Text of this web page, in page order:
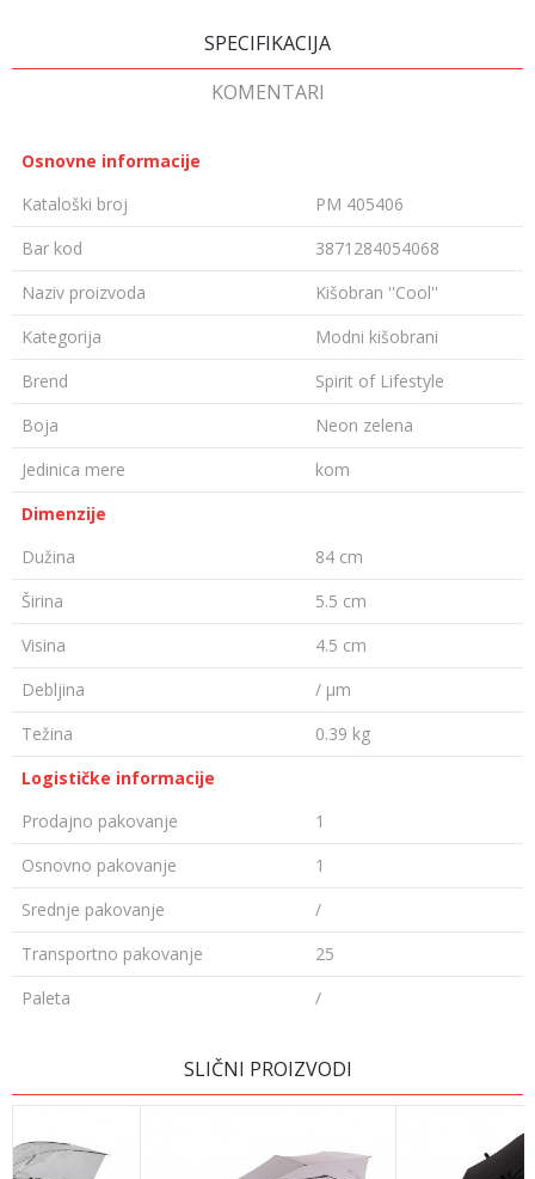
SPECIFIKACIJA
KOMENTARI
Osnovne informacije
Kataloški broj
PM 405406
Bar kod
3871284054068
Naziv proizvoda
Kišobran ''Cool''
Kategorija
Modni kišobrani
Brend
Spirit of Lifestyle
Boja
Neon zelena
Jedinica mere
kom
Dimenzije
Dužina
84 cm
Širina
5.5 cm
Visina
4.5 cm
Debljina
/ µm
Težina
0.39 kg
Logističke informacije
Prodajno pakovanje
1
Osnovno pakovanje
1
Srednje pakovanje
/
Transportno pakovanje
25
Paleta
/
SLIČNI PROIZVODI